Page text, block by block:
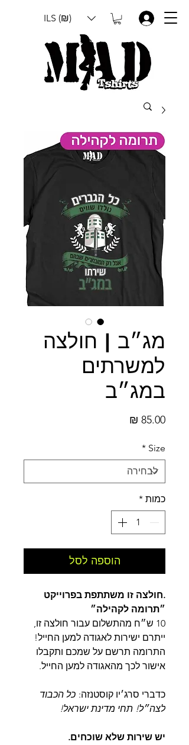
ILS (₪) .
מג״ב | חולצה
למשרתים
במג״ב
Size
*
כמות *
הוספה לסל
.חולצה זו משתתפת בפרוייקט
״תרומה לקהילה״
10 ש״ח מהתשלום עבור חולצה זו,
ייתרם ישירות לאגודה למען החייל!
התרומה תרשם על שמכם ותקבלו
אישור לכך מהאגודה למען החייל.
כדברי סרג׳יו קוסטנזה: כל הכבוד
לצה״ל! תחי מדינת ישראל!
יש שירות שלא שוכחים.